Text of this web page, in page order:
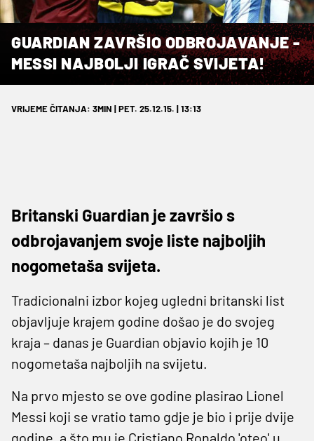
GUARDIAN ZAVRŠIO ODBROJAVANJE -
MESSI NAJBOLJI IGRAČ SVIJETA!
VRIJEME ČITANJA: 3MIN | PET. 25.12.15. | 13:13
Britanski Guardian je završio s
odbrojavanjem svoje liste najboljih
nogometaša svijeta.
Tradicionalni izbor kojeg ugledni britanski list
objavljuje krajem godine došao je do svojeg
kraja – danas je Guardian objavio kojih je 10
nogometaša najboljih na svijetu.
Na prvo mjesto se ove godine plasirao Lionel
Messi koji se vratio tamo gdje je bio i prije dvije
godine, a što mu je Cristiano Ronaldo 'oteo' u